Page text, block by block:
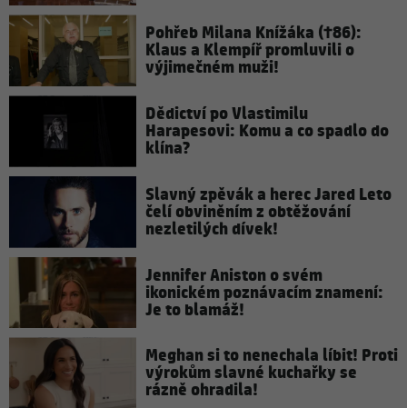
Pohřeb Milana Knížáka (†86):
Klaus a Klempíř promluvili o
výjimečném muži!
Dědictví po Vlastimilu
Harapesovi: Komu a co spadlo do
klína?
Slavný zpěvák a herec Jared Leto
čelí obviněním z obtěžování
nezletilých dívek!
Jennifer Aniston o svém
ikonickém poznávacím znamení:
Je to blamáž!
Meghan si to nenechala líbit! Proti
výrokům slavné kuchařky se
rázně ohradila!